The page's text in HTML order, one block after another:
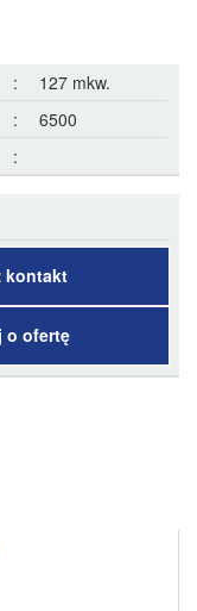
:
127 mkw.
:
6500
:
kontakt
o ofertę